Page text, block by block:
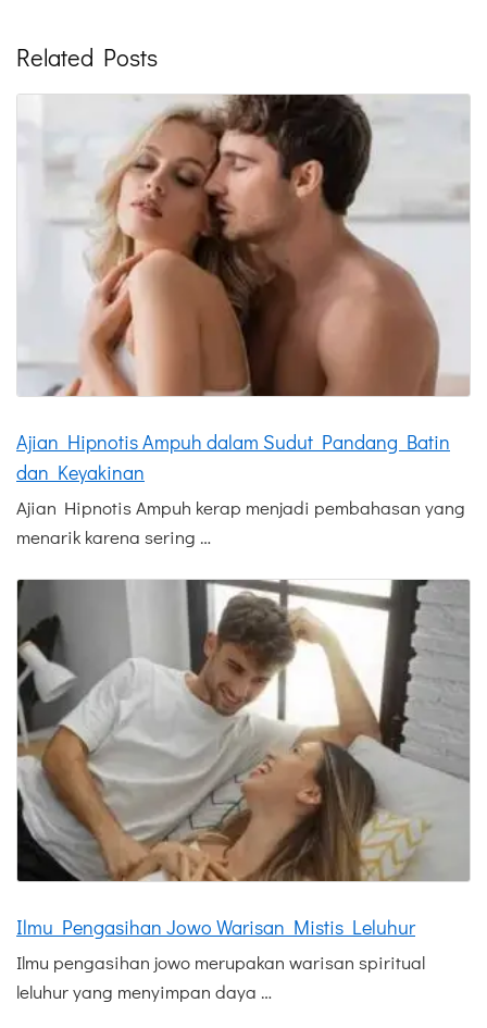
Related Posts
Ajian Hipnotis Ampuh dalam Sudut Pandang Batin
dan Keyakinan
Ajian Hipnotis Ampuh kerap menjadi pembahasan yang
menarik karena sering …
Ilmu Pengasihan Jowo Warisan Mistis Leluhur
Ilmu pengasihan jowo merupakan warisan spiritual
leluhur yang menyimpan daya …